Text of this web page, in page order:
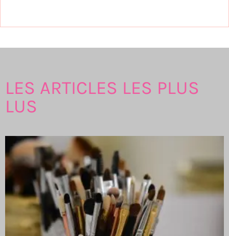
LES ARTICLES LES PLUS
LUS